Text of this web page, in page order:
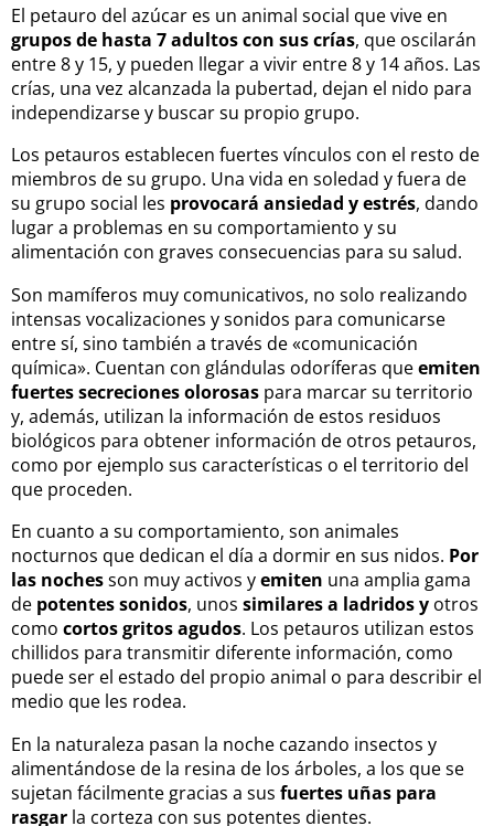
El petauro del azúcar es un animal social que vive en
grupos de hasta 7 adultos con sus crías, que oscilarán
entre 8 y 15, y pueden llegar a vivir entre 8 y 14 años. Las
crías, una vez alcanzada la pubertad, dejan el nido para
independizarse y buscar su propio grupo.
Los petauros establecen fuertes vínculos con el resto de
miembros de su grupo. Una vida en soledad y fuera de
su grupo social les provocará ansiedad y estrés, dando
lugar a problemas en su comportamiento y su
alimentación con graves consecuencias para su salud.
Son mamíferos muy comunicativos, no solo realizando
intensas vocalizaciones y sonidos para comunicarse
entre sí, sino también a través de «comunicación
química». Cuentan con glándulas odoríferas queemiten
fuertes secreciones olorosas para marcar su territorio
y, además, utilizan la información de estos residuos
biológicos para obtener información de otros petauros,
como por ejemplo sus características o el territorio del
que proceden.
En cuanto a su comportamiento, son animales
nocturnos que dedican el día a dormir en sus nidos. Por
las nochesson muy activos yemiten una amplia gama
de potentes sonidos, unos similares a ladridos y otros
como cortos gritos agudos. Los petauros utilizan estos
chillidos para transmitir diferente información, como
puede ser el estado del propio animal o para describir el
medio que les rodea.
En la naturaleza pasan la noche cazando insectos y
alimentándose de la resina de los árboles, a los que se
sujetan fácilmente gracias a sus fuertes uñas para
rasgar la corteza con sus potentes dientes.